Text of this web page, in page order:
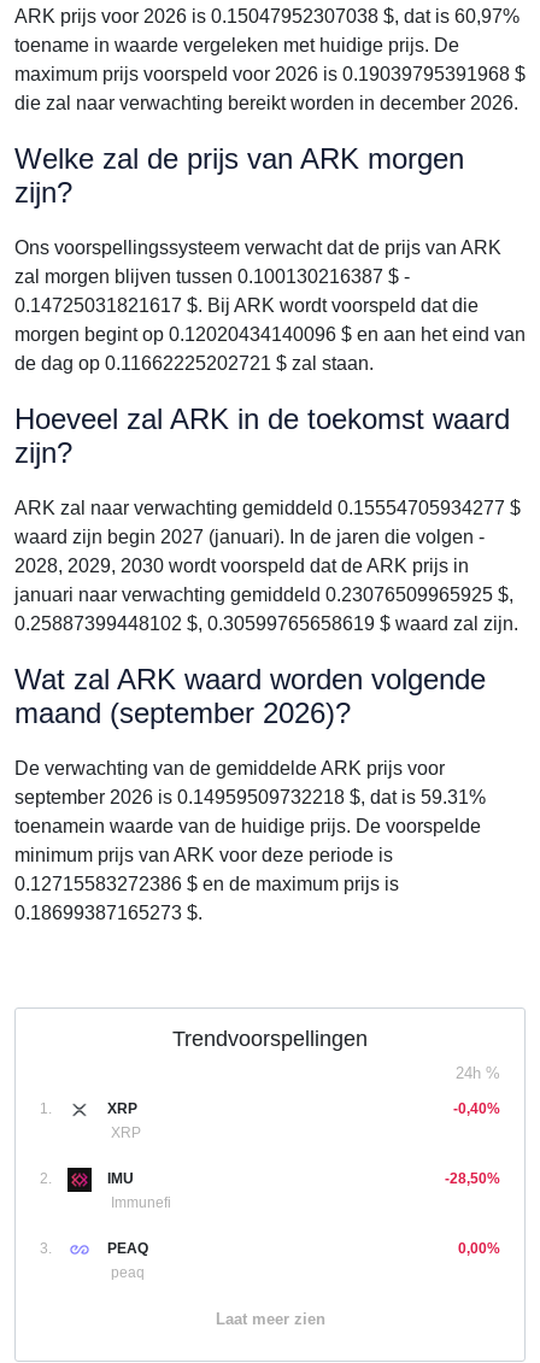
ARK prijs voor 2026 is 0.15047952307038 $, dat is 60,97%
toename in waarde vergeleken met huidige prijs. De
maximum prijs voorspeld voor 2026 is 0.19039795391968 $
die zal naar verwachting bereikt worden in december 2026.
Welke zal de prijs van ARK morgen
zijn?
Ons voorspellingssysteem verwacht dat de prijs van ARK
zal morgen blijven tussen 0.100130216387 $ -
0.14725031821617 $. Bij ARK wordt voorspeld dat die
morgen begint op 0.12020434140096 $ en aan het eind van
de dag op 0.11662225202721 $ zal staan.
Hoeveel zal ARK in de toekomst waard
zijn?
ARK zal naar verwachting gemiddeld 0.15554705934277 $
waard zijn begin 2027 (januari). In de jaren die volgen -
2028, 2029, 2030 wordt voorspeld dat de ARK prijs in
januari naar verwachting gemiddeld 0.23076509965925 $,
0.25887399448102 $, 0.30599765658619 $ waard zal zijn.
Wat zal ARK waard worden volgende
maand (september 2026)?
De verwachting van de gemiddelde ARK prijs voor
september 2026 is 0.14959509732218 $, dat is 59.31%
toenamein waarde van de huidige prijs. De voorspelde
minimum prijs van ARK voor deze periode is
0.12715583272386 $ en de maximum prijs is
0.18699387165273 $.
Trendvoorspellingen
24h %
1.
XRP
XRP
-0,40%
2.
IMU
Immunefi
-28,50%
3.
PEAQ
peaq
0,00%
Laat meer zien